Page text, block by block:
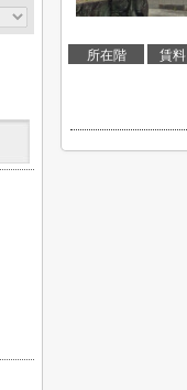
所在階 賃料